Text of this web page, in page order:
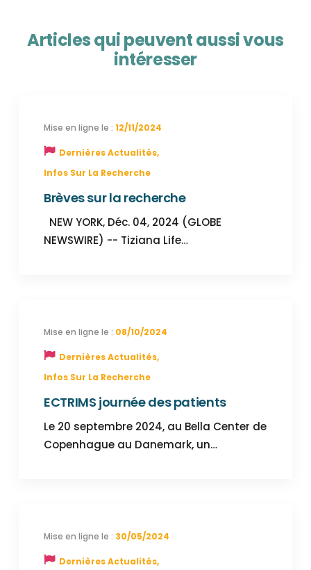
Articles qui peuvent aussi vous
intéresser
12/11/2024
Dernières Actualités,
Infos Sur La Recherche
Brèves sur la recherche
NEW YORK, Déc. 04, 2024 (GLOBE
NEWSWIRE) -- Tiziana Life…
08/10/2024
Dernières Actualités,
Infos Sur La Recherche
ECTRIMS journée des patients
Le 20 septembre 2024, au Bella Center de
Copenhague au Danemark, un…
30/05/2024
Dernières Actualités,